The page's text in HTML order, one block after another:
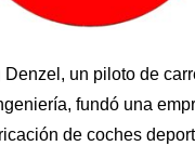
Denzel, un piloto de
fundó una
de coches